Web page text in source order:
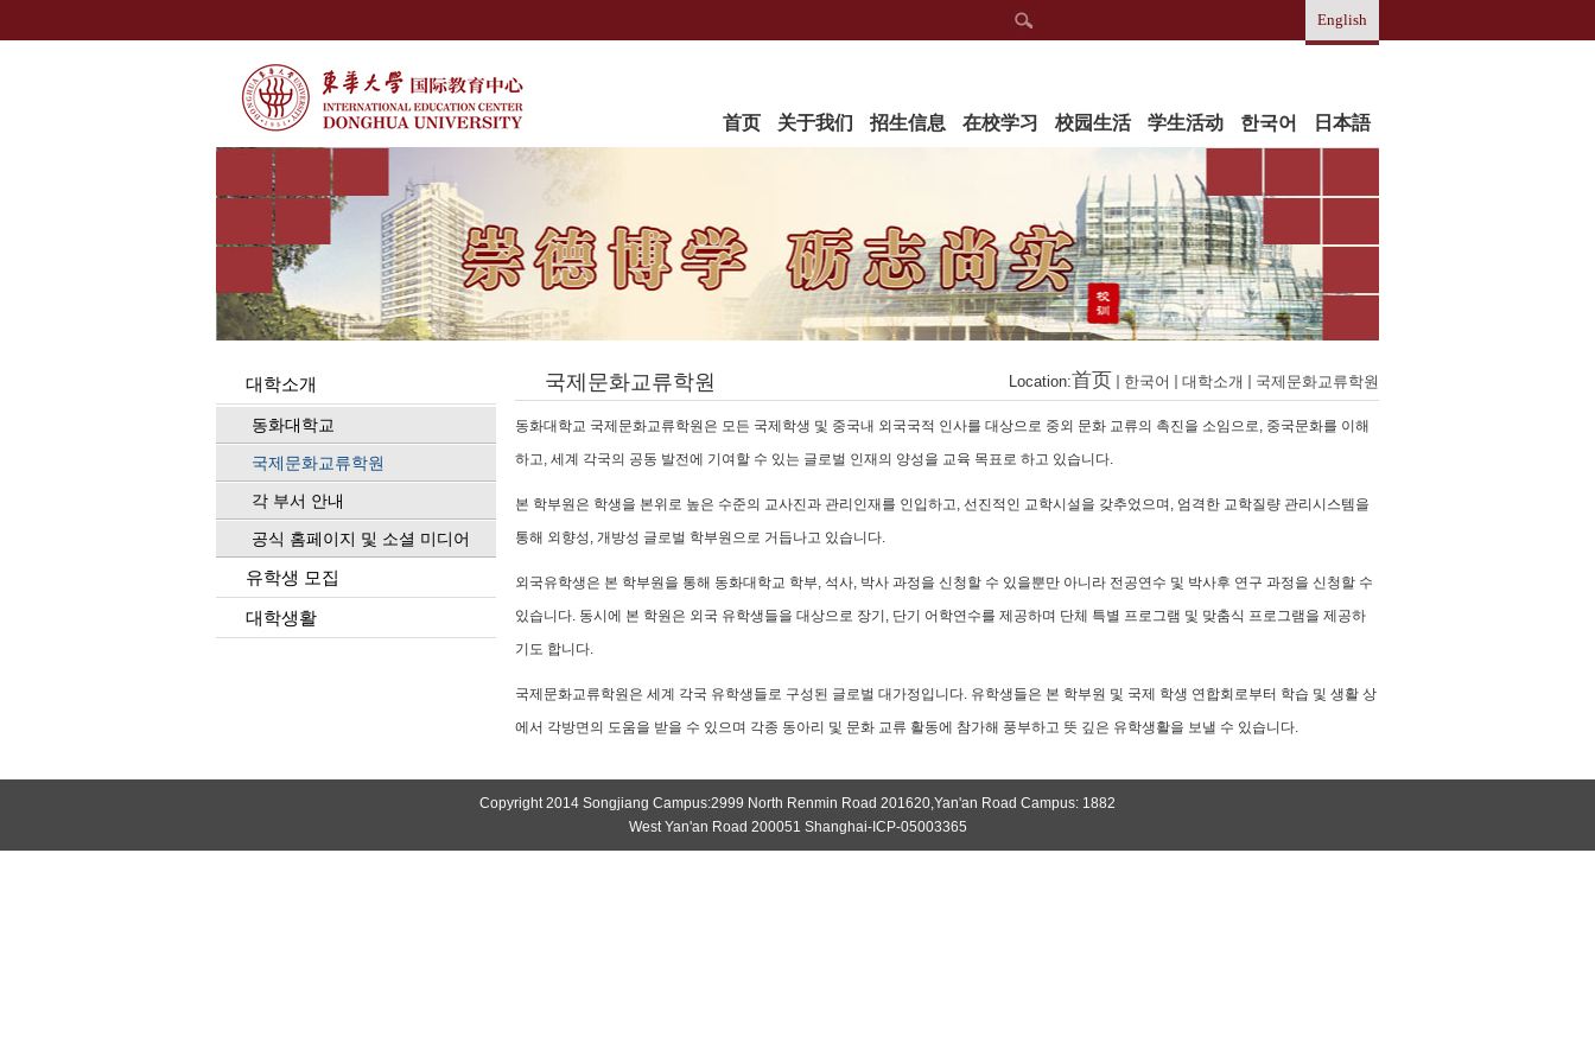
English
首页 关于我们 招生信息 在校学习 校园生活 学生活动 한국어 日本語
대학소개
동화대학교
국제문화교류학원
각 부서 안내
공식 홈페이지 및 소셜 미디어
유학생 모집
대학생활
국제문화교류학원 Location:首页 한국어 대학소개 국제문화교류학원
동화대학교 국제문화교류학원은 모든 국제학생 및 중국내 외국국적 인사를 대상으로 중외 문화 교류의 촉진을 소임으로, 중국문화를 이해
하고, 세계 각국의 공동 발전에 기여할 수 있는 글로벌 인재의 양성을 교육 목표로 하고 있습니다.
본 학부원은 학생을 본위로 높은 수준의 교사진과 관리인재를 인입하고, 선진적인 교학시설을 갖추었으며, 엄격한 교학질량 관리시스템을
통해 외향성, 개방성 글로벌 학부원으로 거듭나고 있습니다.
외국유학생은 본 학부원을 통해 동화대학교 학부, 석사, 박사 과정을 신청할 수 있을뿐만 아니라 전공연수 및 박사후 연구 과정을 신청할 수
있습니다. 동시에 본 학원은 외국 유학생들을 대상으로 장기, 단기 어학연수를 제공하며 단체 특별 프로그램 및 맞춤식 프로그램을 제공하
기도 합니다.
국제문화교류학원은 세계 각국 유학생들로 구성된 글로벌 대가정입니다. 유학생들은 본 학부원 및 국제 학생 연합회로부터 학습 및 생활 상
에서 각방면의 도움을 받을 수 있으며 각종 동아리 및 문화 교류 활동에 참가해 풍부하고 뜻 깊은 유학생활을 보낼 수 있습니다.
Copyright 2014 Songjiang Campus:2999 North Renmin Road 201620,Yan'an Road Campus: 1882
West Yan'an Road 200051 Shanghai-ICP-05003365